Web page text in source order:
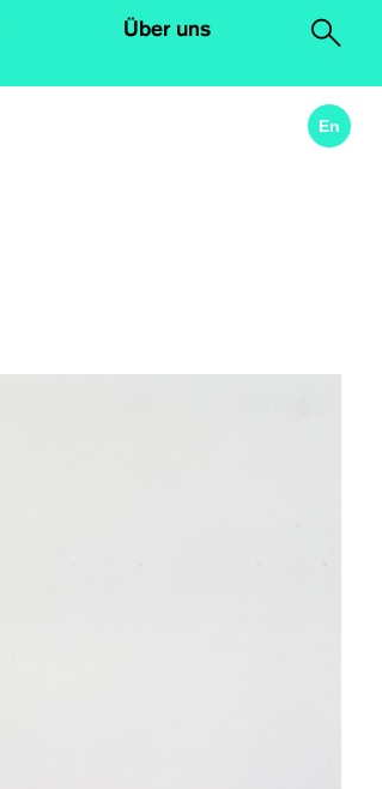
Über uns
En